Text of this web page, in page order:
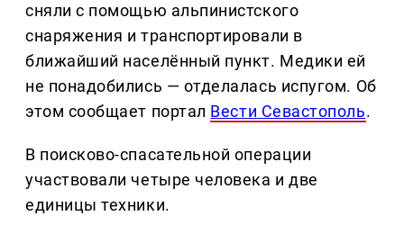
сняли с помощью альпинистского
снаряжения и транспортировали в
ближайший населённый пункт. Медики ей
не понадобились — отделалась испугом. Об
этом сообщает портал Вести Севастополь.
В поисково-спасательной операции
участвовали четыре человека и две
единицы техники.